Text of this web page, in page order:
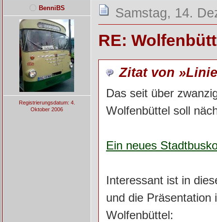
BenniBS
Registrierungsdatum: 4.
Oktober 2006
Samstag, 14.
RE:
Zitat von
Das seit über
Wolfenbüttel soll
Ein neues
Interessant ist in
und die Präsentation
Wolfenbüttel: